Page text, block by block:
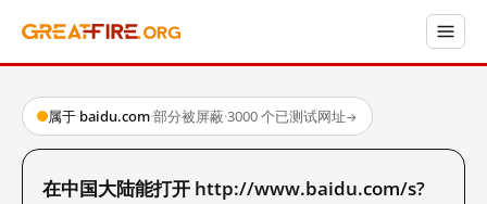
属于 baidu.com·部分被屏蔽·3000 个已测试网址→
在中国大陆能打开 http://www.baidu.com/s?